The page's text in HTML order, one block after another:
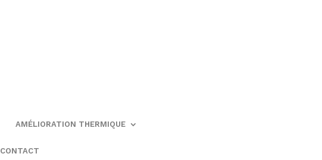
AMÉLIORATION THERMIQUE
CONTACT